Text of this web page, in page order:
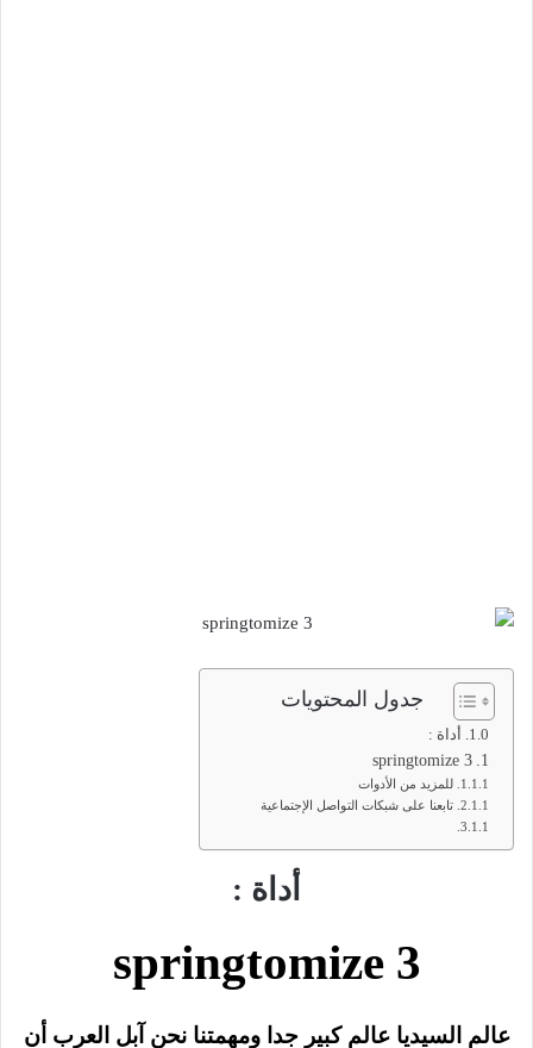
جدول المحتويات
أداة :
springtomize 3
للمزيد من الأدوات
تابعنا على شبكات التواصل الإجتماعية
أداة :
springtomize 3
عالم السيديا عالم كبير جدا ومهمتنا نحن آبل العرب أن